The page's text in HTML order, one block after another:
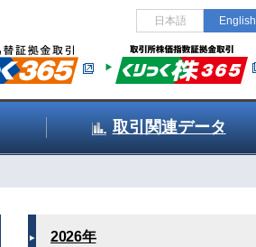
日本語 English
取引関連データ
2026年